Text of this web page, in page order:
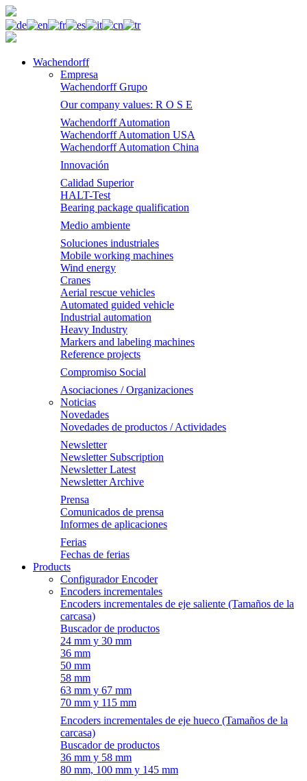
Wachendorff
Empresa
Wachendorff Grupo
Our company values: R O S E
Wachendorff Automation
Wachendorff Automation USA
Wachendorff Automation China
Innovación
Calidad Superior
HALT-Test
Bearing package qualification
Medio ambiente
Soluciones industriales
Mobile working machines
Wind energy
Cranes
Aerial rescue vehicles
Automated guided vehicle
Industrial automation
Heavy Industry
Markers and labeling machines
Reference projects
Compromiso Social
Asociaciones / Organizaciones
Noticias
Novedades
Novedades de productos / Actividades
Newsletter
Newsletter Subscription
Newsletter Latest
Newsletter Archive
Prensa
Comunicados de prensa
Informes de aplicaciones
Ferias
Fechas de ferias
Products
Configurador Encoder
Encoders incrementales
Encoders incrementales de eje saliente (Tamaños de la
carcasa)
Buscador de productos
24 mm y 30 mm
36 mm
50 mm
58 mm
63 mm y 67 mm
70 mm y 115 mm
Encoders incrementales de eje hueco (Tamaños de la
carcasa)
Buscador de productos
36 mm y 58 mm
80 mm, 100 mm y 145 mm